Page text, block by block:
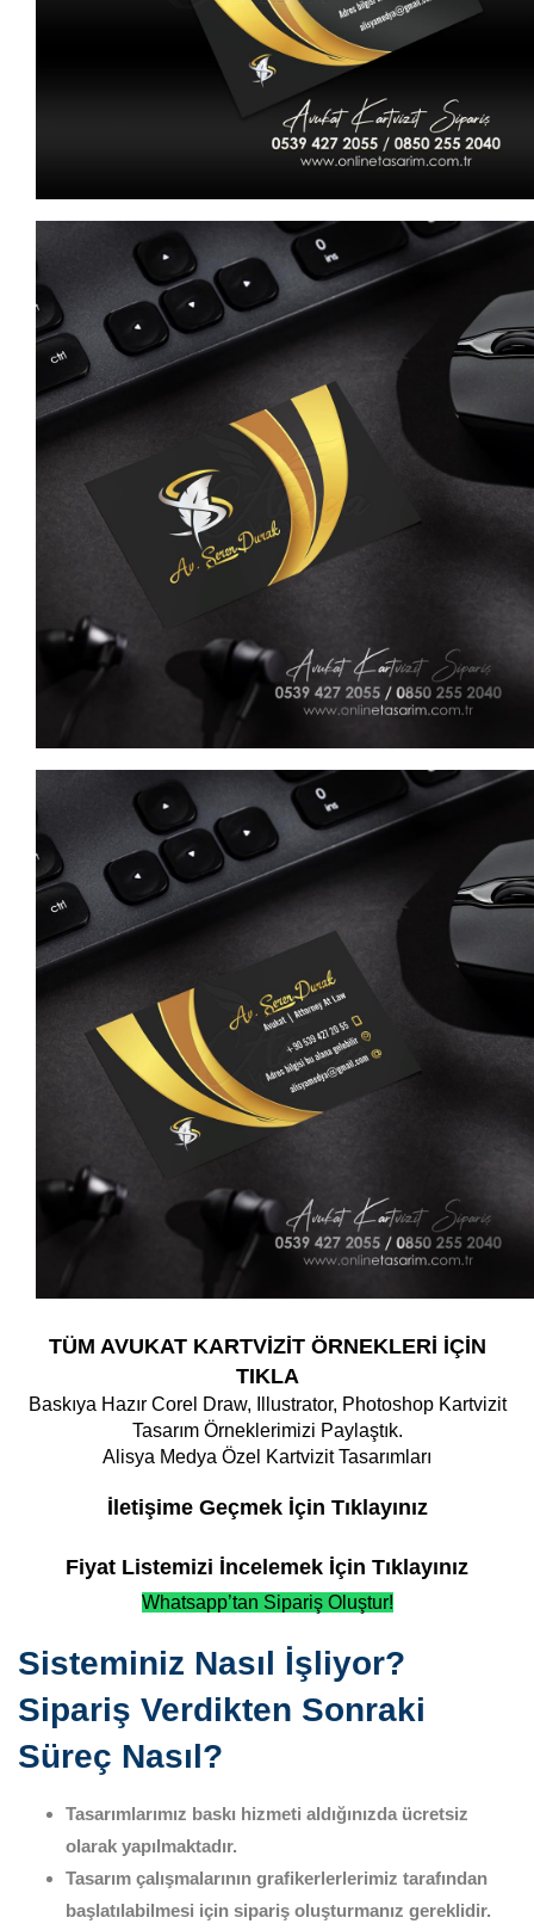
TÜM AVUKAT KARTVİZİT ÖRNEKLERİ İÇİN
TIKLA
Baskıya Hazır Corel Draw, Illustrator, Photoshop Kartvizit
Tasarım Örneklerimizi Paylaştık.
Alisya Medya Özel Kartvizit Tasarımları
İletişime Geçmek İçin Tıklayınız
Fiyat Listemizi İncelemek İçin Tıklayınız
Whatsapp’tan Sipariş Oluştur!
Sisteminiz Nasıl İşliyor?
Sipariş Verdikten Sonraki
Süreç Nasıl?
Tasarımlarımız baskı hizmeti aldığınızda ücretsiz
olarak yapılmaktadır.
Tasarım çalışmalarının grafikerlerlerimiz tarafından
başlatılabilmesi için sipariş oluşturmanız gereklidir.